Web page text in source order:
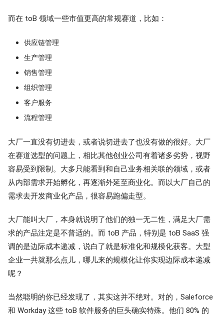
而在 toB 领域一些市值更高的常规赛道，比如：
供应链管理
生产管理
销售管理
组织管理
客户服务
流程管理
大厂一直没有切进去，或者说切进去了也没有做的很好。大厂
在赛道选型的问题上，相比其他创业公司有着诸多劣势，视野
容易受到限制。大多只能看到和自己业务相关联的领域，或者
从内部需求开始孵化，再逐渐外延至商业化。而以大厂自己的
需求去开发商业化产品，很容易跑偏走型。
大厂能叫大厂，本身就说明了他们的独一无二性，满足大厂需
求的产品注定是不普适的。而 toB 产品，特别是 toB SaaS 强
调的是边际成本递减，说白了就是标准化和规模化获客。大型
企业一共就那么点儿，哪儿来的规模化让你实现边际成本递减
呢？
当然聪明的你已经发现了，其实这并不绝对。对的，Saleforce
和 Workday 这些 toB 软件服务的巨头确实特殊。他们 80% 的